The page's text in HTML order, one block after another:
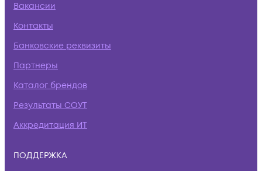
Вакансии
Контакты
Банковские реквизиты
Партнеры
Каталог брендов
Результаты СОУТ
Аккредитация ИТ
ПОДДЕРЖКА